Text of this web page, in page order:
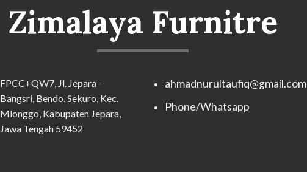
Zimalaya Furnitre
FPCC+QW7, Jl. Jepara -
Bangsri, Bendo, Sekuro, Kec.
Mlonggo, Kabupaten Jepara,
Jawa Tengah 59452
ahmadnurultaufiq@gmail.com
Phone/Whatsapp